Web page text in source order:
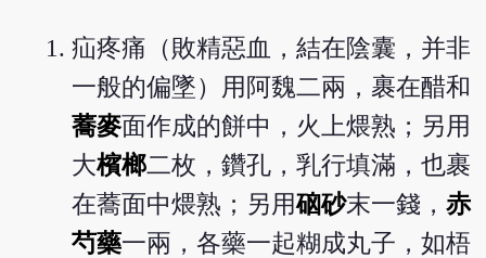
疝疼痛（敗精惡血，結在陰囊，并非
一般的偏墜）用阿魏二兩，裹在醋和
蕎麥面作成的餅中，火上煨熟；另用
大檳榔二枚，鑽孔，乳行填滿，也裹
在蕎面中煨熟；另用硇砂末一錢，赤
芍藥一兩，各藥一起糊成丸子，如梧